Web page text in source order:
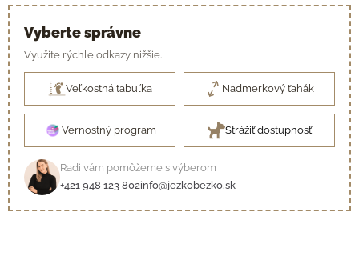
Vyberte správne
Využite rýchle odkazy nižšie.
Veľkostná tabuľka Nadmerkový ťahák
Vernostný program Strážiť dostupnosť
Radi vám pomôžeme s výberom
+421 948 123 802info@jezkobezko.sk